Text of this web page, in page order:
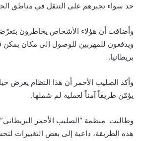
حد سواء تجبرهم على التنقل في مناطق
وأضافت أن هؤلاء الأشخاص يخاطرون
ويدفعون للمهربين للوصول إلى مكان يمكن
بريطانيا.
وأكد الصليب الأحمر أن هذا النظام يعرض
يؤمّن طريقاً آمناً لعملية لم شملها.
وطالبت منظمة “الصليب الأحمر البريطاني”
هذه الطريقة، داعية إلى بعض التغييرات